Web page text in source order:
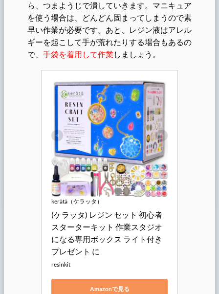
ら、つまようじで潰していきます。マニキュア
を使う場合は、どんどん固まってしまうので素
早い作業が必要です。あと、レジン液はアレル
ギーを起こして手が荒れたりする場合もあるの
で、 手袋を着用して作業 しましょう。
kerätä（ケラッタ）
(ケラッタ) レジン セット 初心者
スターターキット 作業スタジオ
になる専用ボックス ライト付き
プレゼント に
resinkit
Amazonで見る